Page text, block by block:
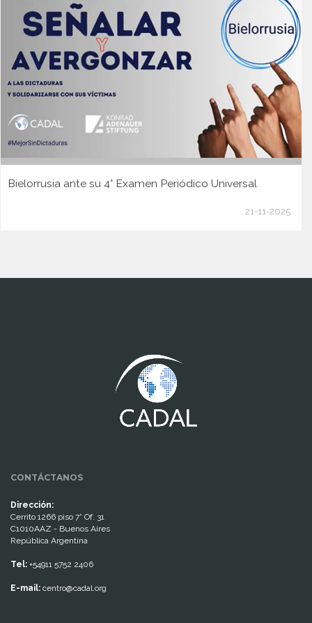
Bielorrusia ante su 4° Examen Periódico Universal
21-11-2025
CONTÁCTANOS
Dirección:
Cerrito 1266 piso 7° Of. 31
C1010AAZ - Buenos Aires
República Argentina
Tel: +54911 5752 2406
E-mail: centro@cadal.org